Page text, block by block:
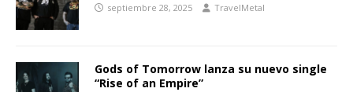
septiembre 28, 2025 TravelMetal
Gods of Tomorrow lanza su nuevo single
“Rise of an Empire”